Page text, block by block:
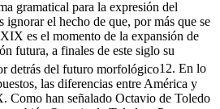
gramatical para la expresión del
el hecho de que, por más que se
XIX es el momento de la expansión de
futura, a finales de este siglo su
detrás del futuro morfológico12. En lo
las diferencias entre América y
. Como han señalado Octavio de Toledo